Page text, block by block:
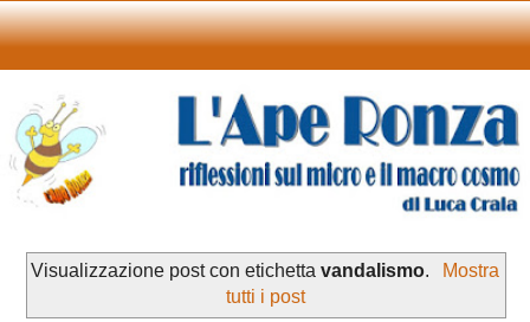
Visualizzazione post con etichettavandalismo.
Mostra
tutti i post